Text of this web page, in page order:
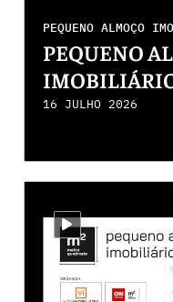
PEQUENO ALMOÇO
PEQUENO
16 JULHO 2026
i-video